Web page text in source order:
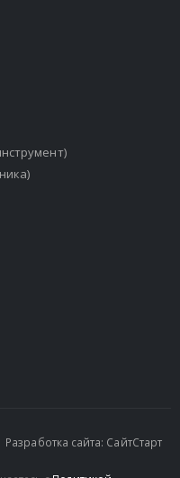
Разработка сайта: СайтСтарт